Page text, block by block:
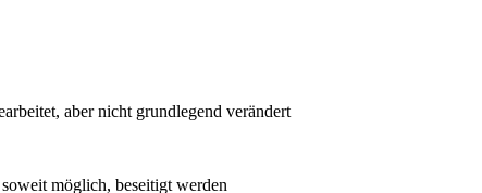
aber nicht grundlegend verändert
möglich, beseitigt werden